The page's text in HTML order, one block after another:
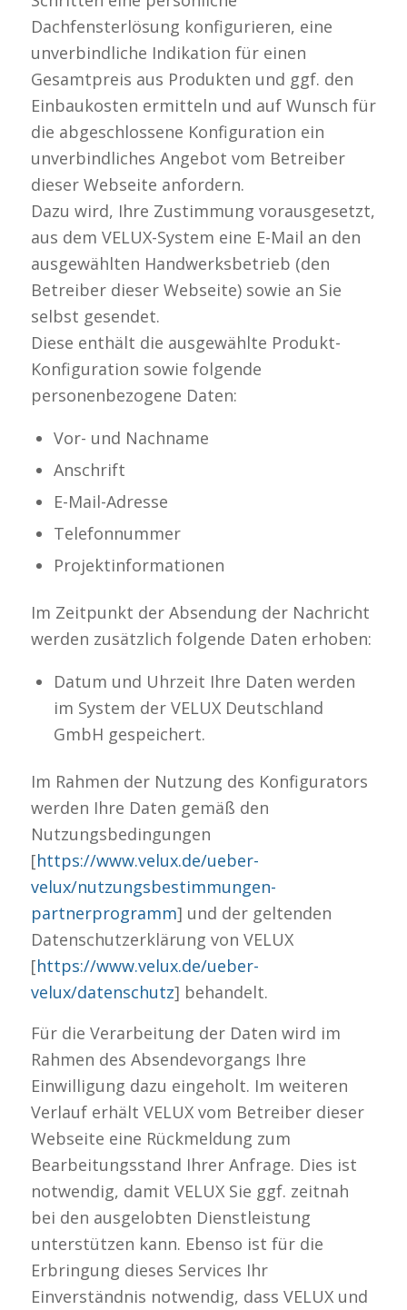
Dachfensterlösung konfigurieren, eine
unverbindliche Indikation für einen
Gesamtpreis aus Produkten und ggf. den
Einbaukosten ermitteln und auf Wunsch für
die abgeschlossene Konfiguration ein
unverbindliches Angebot vom Betreiber
dieser Webseite anfordern.
Dazu wird, Ihre Zustimmung vorausgesetzt,
aus dem VELUX-System eine E-Mail an den
ausgewählten Handwerksbetrieb (den
Betreiber dieser Webseite) sowie an Sie
selbst gesendet.
Diese enthält die ausgewählte Produkt-
Konfiguration sowie folgende
personenbezogene Daten:
Vor- und Nachname
Anschrift
E-Mail-Adresse
Telefonnummer
Projektinformationen
Im Zeitpunkt der Absendung der Nachricht
werden zusätzlich folgende Daten erhoben:
Datum und Uhrzeit Ihre Daten werden
im System der VELUX Deutschland
GmbH gespeichert.
Im Rahmen der Nutzung des Konfigurators
werden Ihre Daten gemäß den
Nutzungsbedingungen
[https://www.velux.de/ueber-
velux/nutzungsbestimmungen-
partnerprogramm] und der geltenden
Datenschutzerklärung von VELUX
[https://www.velux.de/ueber-
velux/datenschutz] behandelt.
Für die Verarbeitung der Daten wird im
Rahmen des Absendevorgangs Ihre
Einwilligung dazu eingeholt. Im weiteren
Verlauf erhält VELUX vom Betreiber dieser
Webseite eine Rückmeldung zum
Bearbeitungsstand Ihrer Anfrage. Dies ist
notwendig, damit VELUX Sie ggf. zeitnah
bei den ausgelobten Dienstleistung
unterstützen kann. Ebenso ist für die
Erbringung dieses Services Ihr
Einverständnis notwendig, dass VELUX und